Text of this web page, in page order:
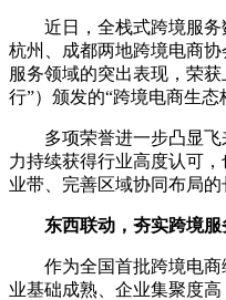
近日，全栈式跨境服务
杭州、成都两地跨境电商
服务领域的突出表现，荣
行”）颁发的“跨境电商生态
多项荣誉进一步凸显飞
力持续获得行业高度认可
业带、完善区域协同布局的
东西联动，夯实跨境服
作为全国首批跨境电商
业基础成熟、企业集聚度